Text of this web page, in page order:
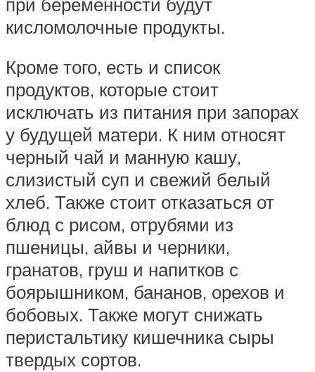
кисломолочные продукты.
Кроме того, есть и список
продуктов, которые стоит
исключать из питания при запорах
у будущей матери. К ним относят
черный чай и манную кашу,
слизистый суп и свежий белый
хлеб. Также стоит отказаться от
блюд с рисом, отрубями из
пшеницы, айвы и черники,
гранатов, груш и напитков с
боярышником, бананов, орехов и
бобовых. Также могут снижать
перистальтику кишечника сыры
твердых сортов.